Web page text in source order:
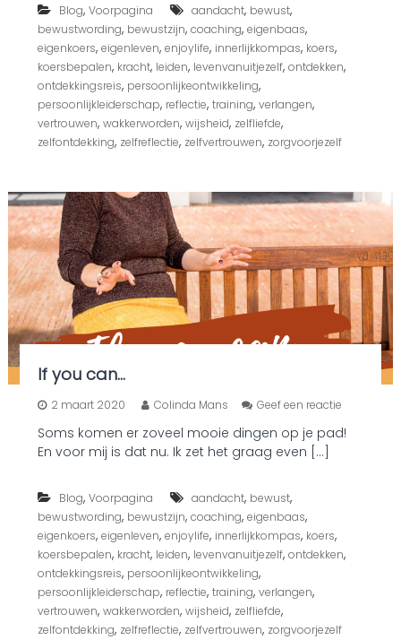
…
Blog, Voorpagina aandacht, bewust,
bewustwording, bewustzijn, coaching, eigenbaas,
eigenkoers, eigenleven, enjoylife, innerlijkkompas, koers,
koersbepalen, kracht, leiden, levenvanuitjezelf, ontdekken,
ontdekkingsreis, persoonlijkeontwikkeling,
persoonlijkleiderschap, reflectie, training, verlangen,
vertrouwen, wakkerworden, wijsheid, zelfliefde,
zelfontdekking, zelfreflectie, zelfvertrouwen, zorgvoorjezelf
If you can…
2 maart 2020 Colinda Mans Geef een reactieo
I
n
…
Soms komen er zoveel mooie dingen op je pad!
En voor mij is dat nu. Ik zet het graag even […]
Blog, Voorpagina aandacht, bewust,
bewustwording, bewustzijn, coaching, eigenbaas,
eigenkoers, eigenleven, enjoylife, innerlijkkompas, koers,
koersbepalen, kracht, leiden, levenvanuitjezelf, ontdekken,
ontdekkingsreis, persoonlijkeontwikkeling,
persoonlijkleiderschap, reflectie, training, verlangen,
vertrouwen, wakkerworden, wijsheid, zelfliefde,
zelfontdekking, zelfreflectie, zelfvertrouwen, zorgvoorjezelf